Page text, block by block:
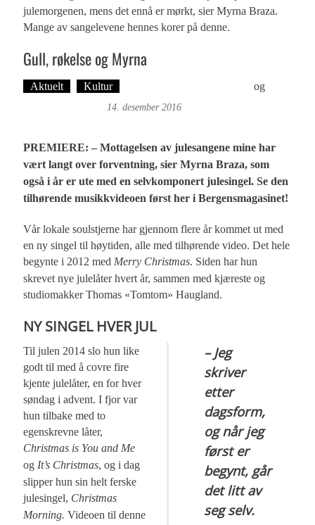
julemorgenen, mens det ennå er mørkt, sier Myrna Braza.
Mange av sangelevene hennes korer på denne.
Gull, røkelse og Myrna
Aktuelt Kultur
og
14. desember 2016
PREMIERE: – Mottagelsen av julesangene mine har
vært langt over forventning, sier Myrna Braza, som
også i år er ute med en selvkomponert julesingel. Se den
tilhørende musikkvideoen først her i Bergensmagasinet!
Vår lokale soulstjerne har gjennom flere år kommet ut med
en ny singel til høytiden, alle med tilhørende video. Det hele
begynte i 2012 med Merry Christmas. Siden har hun
skrevet nye julelåter hvert år, sammen med kjæreste og
studiomakker Thomas «Tomtom» Haugland.
NY SINGEL HVER JUL
– Jeg
skriver
etter
dagsform,
og når jeg
først er
begynt, går
det litt av
seg selv.
Til julen 2014 slo hun like
godt til med å covre fire
kjente julelåter, en for hver
søndag i advent. I fjor var
hun tilbake med to
egenskrevne låter,
Christmas is You and Me
og It’s Christmas, og i dag
slipper hun sin helt ferske
julesingel, Christmas
Morning.Videoen til denne